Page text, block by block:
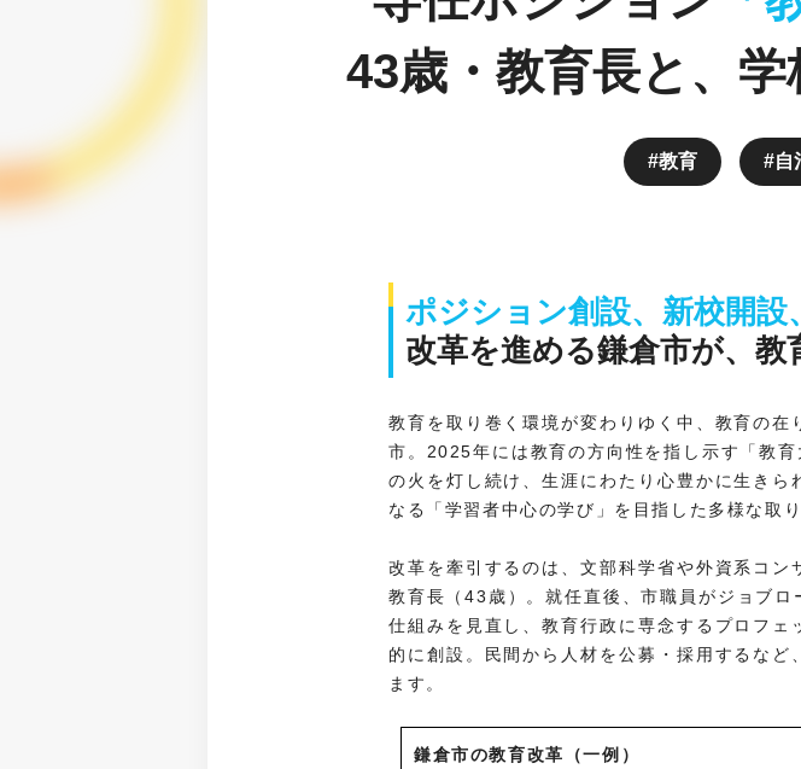
43歳・教育長と、学
教育 自
ポジション創設、新校開設
改革を進める鎌倉市が、教
教育を取り巻く環境が変わりゆく中、教育の
市。2025年には教育の方向性を指し示す「教
の火を灯し続け、生涯にわたり心豊かに生き
なる「学習者中心の学び」を目指した多様な取
改革を牽引するのは、文部科学省や外資系コ
教育長（43歳）。就任直後、市職員がジョブ
仕組みを見直し、教育行政に専念するプロフ
的に創設。民間から人材を公募・採用するな
ます。
鎌倉市の教育改革（一例）